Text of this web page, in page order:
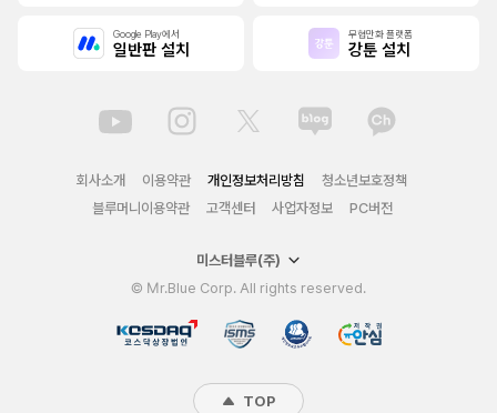
Google Play에서
일반판 설치
무협만화 플랫폼
강툰 설치
회사소개 이용약관 개인정보처리방침
청소년보호정책
블루머니이용약관
고객센터 사업자정보 PC버전
미스터블루(주)
© Mr.Blue Corp. All rights reserved.
TOP